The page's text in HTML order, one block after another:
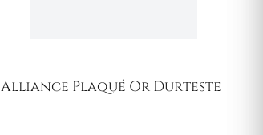
Alliance Plaqué Or Durteste